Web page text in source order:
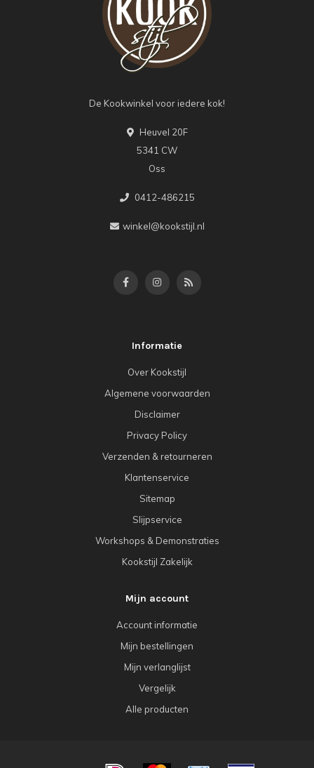
De Kookwinkel voor iedere kok!
Heuvel 20F
5341 CW
Oss
0412-486215
winkel@kookstijl.nl
Informatie
Over Kookstijl
Algemene voorwaarden
Disclaimer
Privacy Policy
Verzenden & retourneren
Klantenservice
Sitemap
Slijpservice
Workshops & Demonstraties
Kookstijl Zakelijk
Mijn account
Account informatie
Mijn bestellingen
Mijn verlanglijst
Vergelijk
Alle producten